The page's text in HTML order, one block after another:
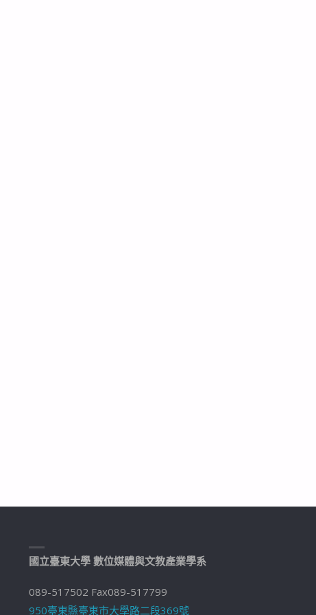
國立臺東大學 數位媒體與文教產業學系
089-517502 Fax089-517799
950臺東縣臺東市大學路二段369號